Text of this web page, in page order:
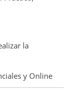
la
y Online